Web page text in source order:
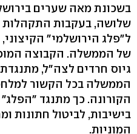
בשכונת מאה שערים
שלושה, בעקבות התקהלות
ל"פלג הירושלמי"
של הממשלה. הקבוצה
גיוס חרדים לצה"ל,
הממשלה בכל הקשור
הקורונה. כך מתנגד
בישיבות, לביטול חתונות
המוניות.